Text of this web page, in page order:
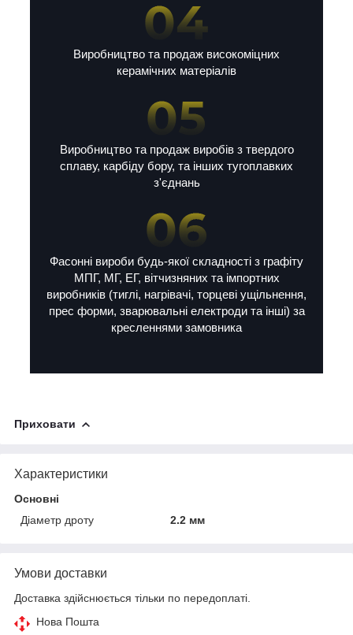
Виробництво та продаж високоміцних
керамічних матеріалів
Виробництво та продаж виробів з твердого
сплаву, карбіду бору, та інших тугоплавких
з'єднань
Фасонні вироби будь-якої складності з графіту
МПГ, МГ, ЕГ, вітчизняних та імпортних
виробників (тиглі, нагрівачі, торцеві ущільнення,
прес форми, зварювальні електроди та інші) за
кресленнями замовника
Приховати
Характеристики
Основні
Діаметр дроту
2.2 мм
Умови доставки
Доставка здійснюється тільки по передоплаті.
Нова Пошта